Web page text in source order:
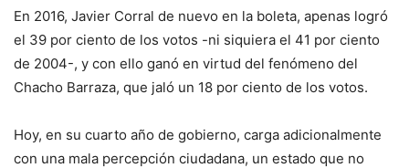
En 2016, Javier Corral de nuevo en la boleta, apenas logró
el 39 por ciento de los votos -ni siquiera el 41 por ciento
de 2004-, y con ello ganó en virtud del fenómeno del
Chacho Barraza, que jaló un 18 por ciento de los votos.
Hoy, en su cuarto año de gobierno, carga adicionalmente
con una mala percepción ciudadana, un estado que no